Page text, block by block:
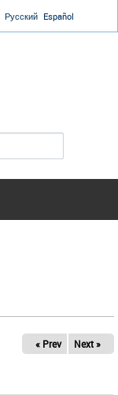
Русский Español
« Prev Next »